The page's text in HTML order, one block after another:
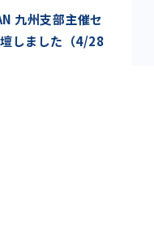
九州支部主催セ
しました（4/28